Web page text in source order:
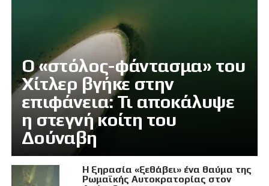
Ο «στόλος-φάντασμα» του
Χίτλερ βγήκε στην
επιφάνεια: Τι αποκάλυψε
η στεγνή κοίτη του
Δούναβη
Η ξηρασία «ξεθάβει» ένα θαύμα της
Ρωμαϊκής Αυτοκρατορίας στον